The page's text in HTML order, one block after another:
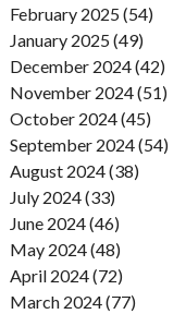
February 2025 (54)
January 2025 (49)
December 2024 (42)
November 2024 (51)
October 2024 (45)
September 2024 (54)
August 2024 (38)
July 2024 (33)
June 2024 (46)
May 2024 (48)
April 2024 (72)
March 2024 (77)